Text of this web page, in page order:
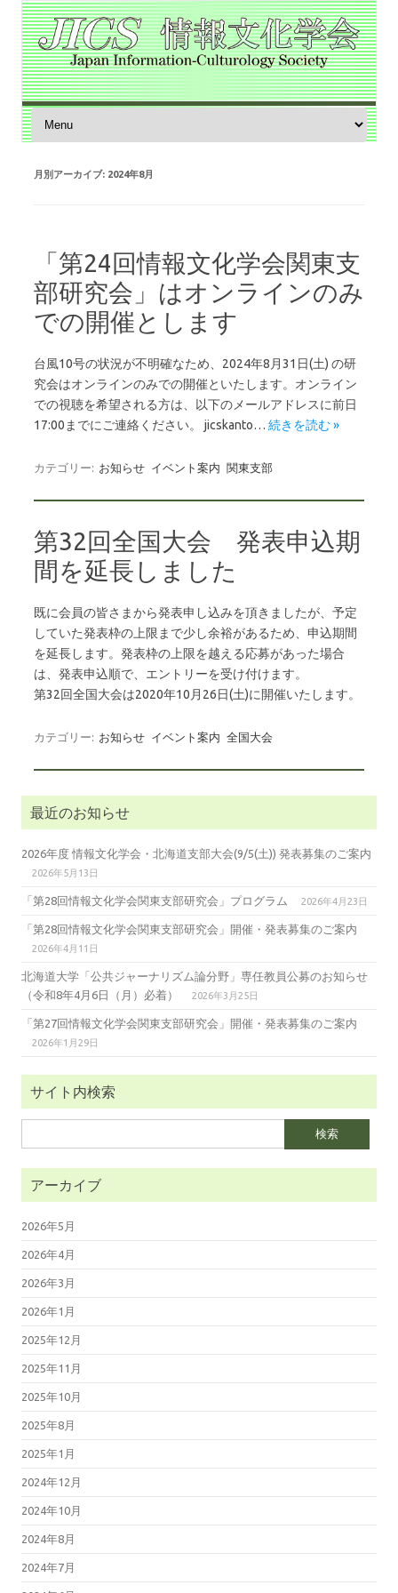
コンテンツへスキップ
月別アーカイブ: 2024年8月
「第24回情報文化学会関東支
部研究会」はオンラインのみ
での開催とします
台風10号の状況が不明確なため、2024年8月31日(土) の研
究会はオンラインのみでの開催といたします。オンライン
での視聴を希望される方は、以下のメールアドレスに前日
17:00までにご連絡ください。 jicskanto… 続きを読む »
カテゴリー: お知らせ イベント案内 関東支部
第32回全国大会 発表申込期
間を延長しました
既に会員の皆さまから発表申し込みを頂きましたが、予定
していた発表枠の上限まで少し余裕があるため、申込期間
を延長します。発表枠の上限を越える応募があった場合
は、発表申込順で、エントリーを受け付けます。
第32回全国大会は2020年10月26日(土)に開催いたします。
カテゴリー: お知らせ イベント案内 全国大会
最近のお知らせ
2026年度 情報文化学会・北海道支部大会(9/5(土)) 発表募集のご案内
2026年5月13日
「第28回情報文化学会関東支部研究会」プログラム 2026年4月23日
「第28回情報文化学会関東支部研究会」開催・発表募集のご案内
2026年4月11日
北海道大学「公共ジャーナリズム論分野」専任教員公募のお知らせ
（令和8年4月6日（月）必着）
2026年3月25日
「第27回情報文化学会関東支部研究会」開催・発表募集のご案内
2026年1月29日
サイト内検索
索:
アーカイブ
2026年5月
2026年4月
2026年3月
2026年1月
2025年12月
2025年11月
2025年10月
2025年8月
2025年1月
2024年12月
2024年10月
2024年8月
2024年7月